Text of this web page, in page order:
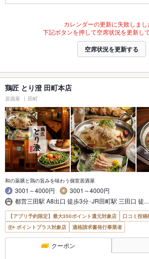
カレンダーの更新に失敗しまし
下記ボタンを押して空席状況を更新し
空席状況を更新する
鶏匠 とり澄 田町本店
居酒屋 田町
和の薬膳と鶏の旨みを味わう個室居酒屋
3001～4000円
3001～4000円
都営三田駅 A8出口 徒歩3分･JR田町駅 三田口 徒…
【アプリ予約限定】最大350ポイント還元対象店
口コミ投
ポイントプラス対象店
適格請求書発行事業者
クーポン